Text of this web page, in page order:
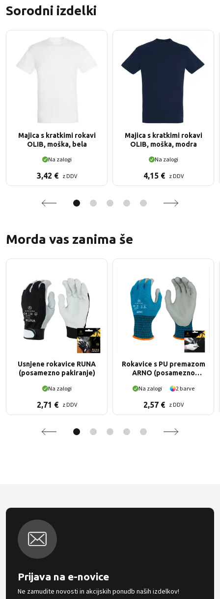
Sorodni izdelki
Majica s kratkimi rokavi
OLIB, moška, bela
Na zalogi
3,42 € z DDV
Majica s kratkimi rokavi
OLIB, moška, modra
Na zalogi
4,15 € z DDV
Morda vas zanima še
Usnjene rokavice RUNA
(posamezno pakiranje)
Na zalogi
2,71 € z DDV
Rokavice s PU premazom
ARNO (posamezno
Na zalogi
2 barve
2,57 € z DDV
Prijava na e-novice
Ne zamudite novosti in akcijskih ponudb naših izdelkov!